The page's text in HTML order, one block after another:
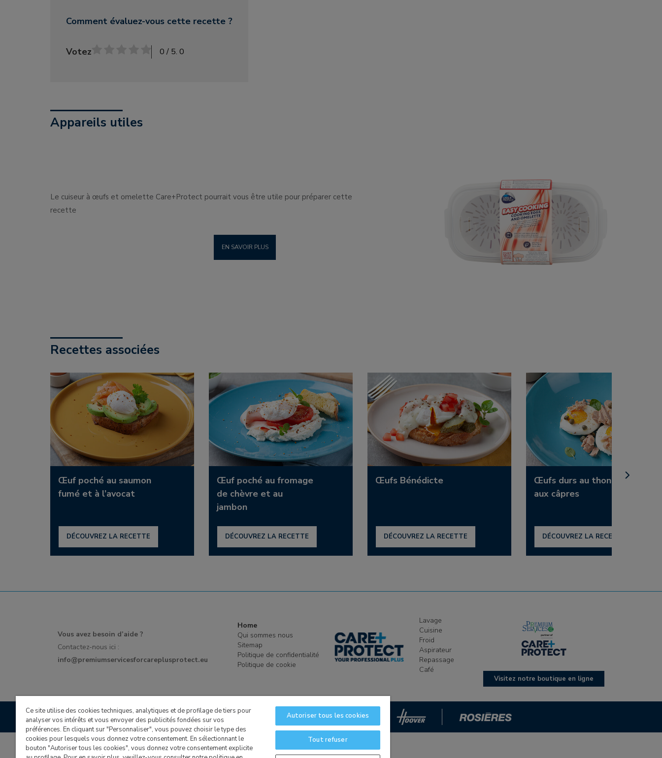
Comment évaluez-vous cette recette ?
Votez 0 / 5. 0
Appareils utiles
Le cuiseur à œufs et omelette Care+Protect pourrait vous être utile pour préparer cette
recette
EN SAVOIR PLUS
Recettes associées
Œuf poché au saumon
fumé et à l’avocat
DÉCOUVREZ LA RECETTE
Œuf poché au fromage
de chèvre et au
jambon
DÉCOUVREZ LA RECETTE
Œufs Bénédicte
DÉCOUVREZ LA RECETTE
Œufs durs au thon et
aux câpres
DÉCOUVREZ LA RECETTE
Vous avez besoin d’aide ?
Contactez-nous ici :
info@premiumservicesforcareplusprotect.eu
Home
Qui sommes nous
Sitemap
Politique de confidentialité
Politique de cookie
Lavage
Cuisine
Froid
Aspirateur
Repassage
Café
Visitez notre boutique en ligne
Recommended and tested by:
Ce site utilise des cookies techniques, analytiques et de profilage de tiers pour
analyser vos intérêts et vous envoyer des publicités fondées sur vos
préférences. En cliquant sur "Personnaliser", vous pouvez choisir le type des
cookies pour lesquels vous donnez votre consentement. En sélectionnant le
bouton "Autoriser tous les cookies", vous donnez votre consentement explicite
Autoriser tous les cookies
Tout refuser